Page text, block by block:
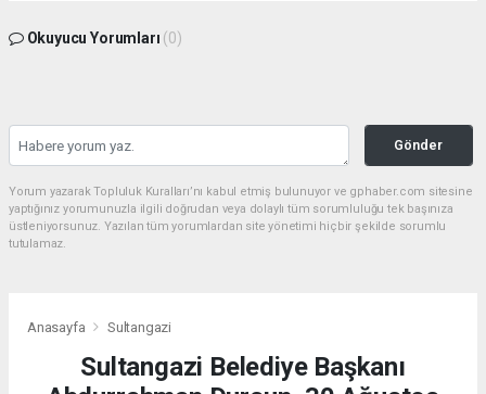
Okuyucu Yorumları (0)
Gönder
Yorum yazarak Topluluk Kuralları’nı kabul etmiş bulunuyor ve gphaber.com sitesine
yaptığınız yorumunuzla ilgili doğrudan veya dolaylı tüm sorumluluğu tek başınıza
üstleniyorsunuz. Yazılan tüm yorumlardan site yönetimi hiçbir şekilde sorumlu
tutulamaz.
Anasayfa Sultangazi
Sultangazi Belediye Başkanı